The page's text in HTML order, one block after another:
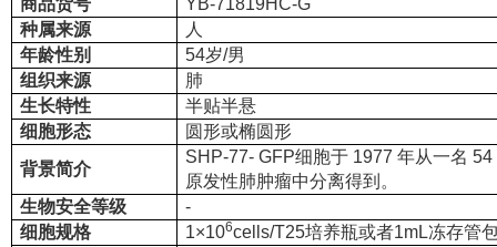
商品货号
YB-71819HC-G
种属来源
人
年龄性别
54岁/男
组织来源
肺
生长特性
半贴半悬
细胞形态
圆形或椭圆形
背景简介
SHP-77- GFP细胞于 1977 年从一名
原发性肺肿瘤中分离得到。
生物安全等级
-
细胞规格
1×106cells/T25培养瓶或者1mL冻存管